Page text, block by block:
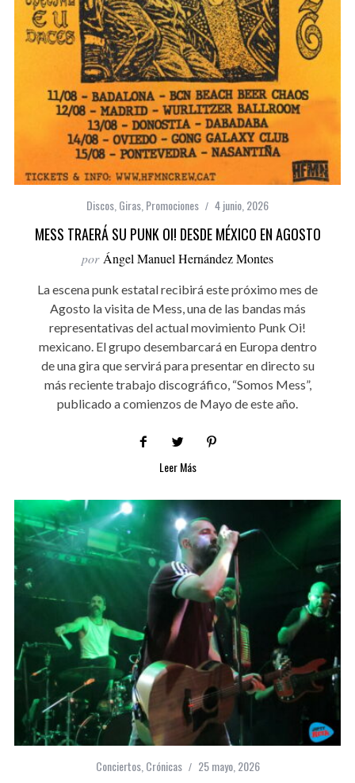
Discos Giras Promociones 4 junio, 2026
MESS TRAERÁ SU PUNK OI! DESDE MÉXICO EN AGOSTO
por Ángel Manuel Hernández Montes
La escena punk estatal recibirá este próximo mes de
Agosto la visita de Mess, una de las bandas más
representativas del actual movimiento Punk Oi!
mexicano. El grupo desembarcará en Europa dentro
de una gira que servirá para presentar en directo su
más reciente trabajo discográfico, “Somos Mess”,
publicado a comienzos de Mayo de este año.
Leer Más
Conciertos, Crónicas 25 mayo, 2026